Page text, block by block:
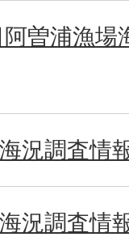
曽浦漁場
況調査情
況調査情